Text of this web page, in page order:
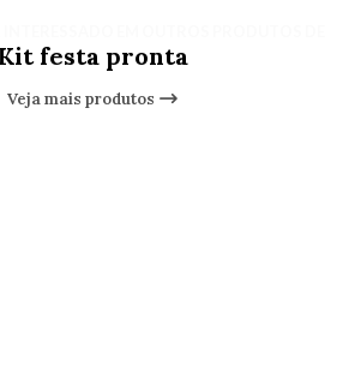
Kit festa pronta
Veja mais produtos